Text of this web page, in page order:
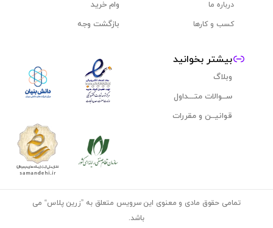
درباره ما
کسب و کارها
وام خرید
بازگشت وجه
بیشتر بخوانید
وبلاگ
ســوالات متـــداول
قوانیــن و مقررات
تمامی حقوق مادی و معنوی این سرویس متعلق به ”زرین پلاس“ می
باشد.